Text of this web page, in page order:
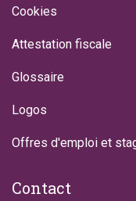
Cookies
Attestation fiscale
Glossaire
Logos
Offres d'emploi et
Contact